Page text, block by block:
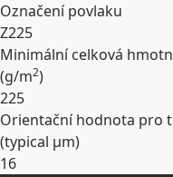
Označení povlaku
Z225
Minimální celková
(g/m2)
225
Orientační hodnota pro
(typical µm)
16